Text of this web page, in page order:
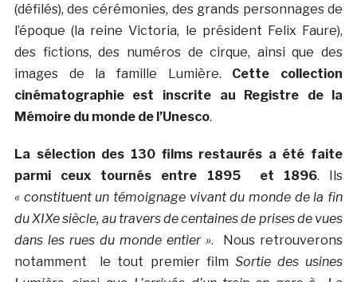
(défilés), des cérémonies, des grands personnages de
l’époque (la reine Victoria, le président Felix Faure),
des fictions, des numéros de cirque, ainsi que des
images de la famille Lumière. Cette collection
cinématographie est inscrite au Registre de la
Mémoire du monde de l’Unesco.
La sélection des 130 films restaurés a été faite
parmi ceux tournés entre 1895 et 1896. Ils
« constituent un témoignage vivant du monde de la fin
du XIXe siècle, au travers de centaines de prises de vues
dans les rues du monde entier ». Nous retrouverons
notamment le tout premier film Sortie des usines